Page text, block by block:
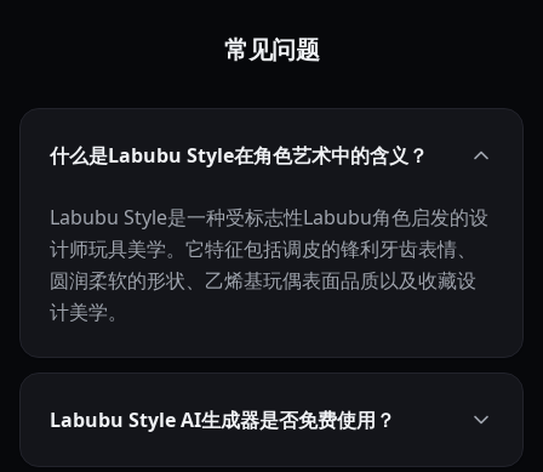
常见问题
什么是Labubu Style在角色艺术中的含义？
Labubu Style是一种受标志性Labubu角色启发的设
计师玩具美学。它特征包括调皮的锋利牙齿表情、
圆润柔软的形状、乙烯基玩偶表面品质以及收藏设
计美学。
Labubu Style AI生成器是否免费使用？